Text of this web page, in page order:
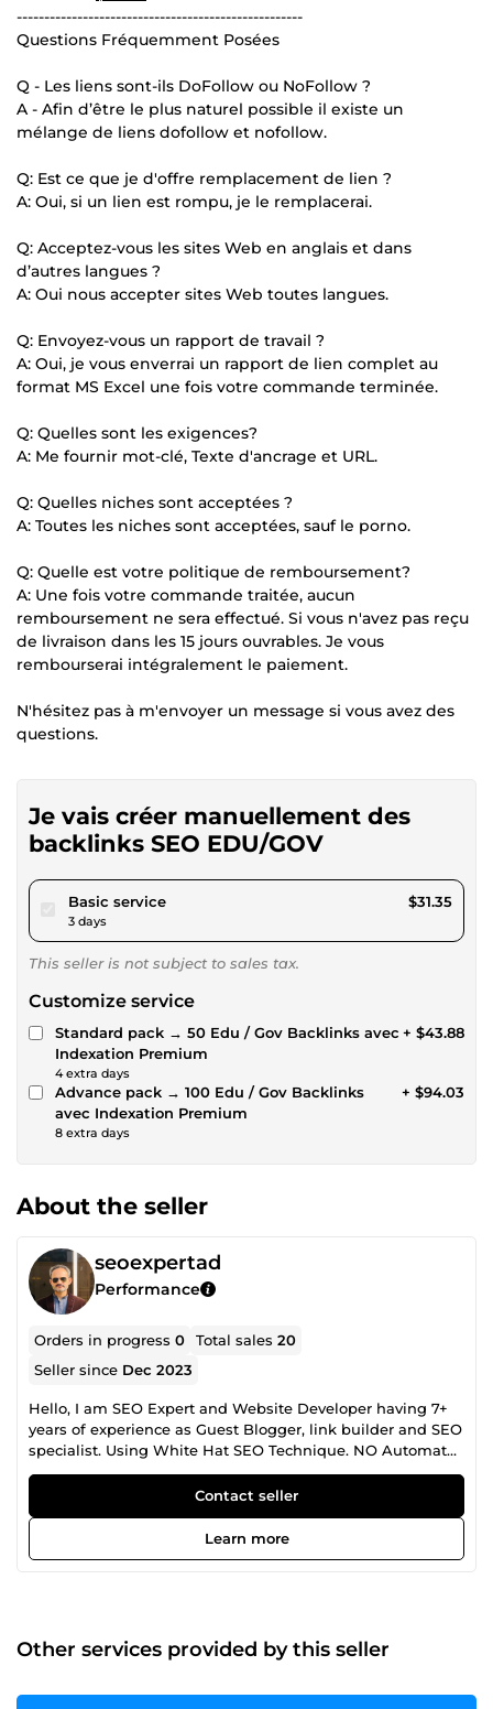
----------------------------------------------------
Questions Fréquemment Posées
Q - Les liens sont-ils DoFollow ou NoFollow ?
A - Afin d’être le plus naturel possible il existe un
mélange de liens dofollow et nofollow.
Q: Est ce que je d'offre remplacement de lien ?
A: Oui, si un lien est rompu, je le remplacerai.
Q: Acceptez-vous les sites Web en anglais et dans
d’autres langues ?
A: Oui nous accepter sites Web toutes langues.
Q: Envoyez-vous un rapport de travail ?
A: Oui, je vous enverrai un rapport de lien complet au
format MS Excel une fois votre commande terminée.
Q: Quelles sont les exigences?
A: Me fournir mot-clé, Texte d'ancrage et URL.
Q: Quelles niches sont acceptées ?
A: Toutes les niches sont acceptées, sauf le porno.
Q: Quelle est votre politique de remboursement?
A: Une fois votre commande traitée, aucun
remboursement ne sera effectué. Si vous n'avez pas reçu
de livraison dans les 15 jours ouvrables. Je vous
rembourserai intégralement le paiement.
N'hésitez pas à m'envoyer un message si vous avez des
questions.
Je vais créer manuellement des
backlinks SEO EDU/GOV
Basic servicepour $28.89
3 days
$31.35
This seller is not subject to sales tax.
Customize service
Standard pack → 50 Edu / Gov Backlinks avec
Indexation Premium
4 extra days
+ $43.88
Advance pack → 100 Edu / Gov Backlinks
avec Indexation Premium
8 extra days
+ $94.03
About the seller
seoexpertad
Performance
Orders in progress0 Total sales20
Seller since Dec 2023
Hello, I am SEO Expert and Website Developer having 7+
years of experience as Guest Blogger, link builder and SEO
specialist. Using White Hat SEO Technique. NO Automate
100% Manual Submission. Safe with Google Hummingbird,
Penguin &amp; Panda update. If you guys looking for a
Offpage Seo services? you're at the right place, Link
building from high authority websites for you (Wikipedia
Service, Guest Post, Premium EDU &amp; GOV and many
a few hours or sooner. Buy with confidence. Thanks
Contact seller
Learn more
Other services provided by this seller